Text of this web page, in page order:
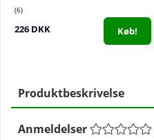
6
226 DKK Køb!
Produktbeskrivelse
Anmeldelser